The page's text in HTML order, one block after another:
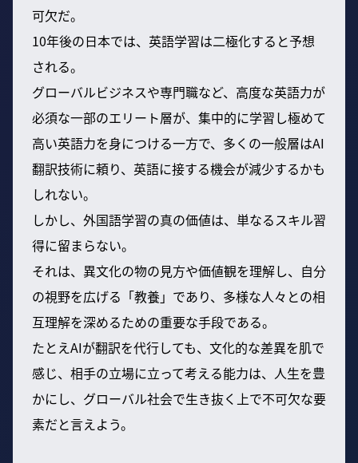
可欠だ。
10年後の日本では、英語学習は二極化すると予想
される。
グローバルビジネスや専門職など、高度な英語力が
必須な一部のエリート層が、集中的に学習し極めて
高い英語力を身につける一方で、多くの一般層はAI
翻訳技術に頼り、英語に接する機会が減少するかも
しれない。
しかし、外国語学習の真の価値は、単なるスキル習
得に留まらない。
それは、異文化の物の見方や価値観を理解し、自分
の視野を広げる「教養」であり、多様な人々との相
互理解を深めるための重要な手段である。
たとえAIが翻訳を代行しても、文化的な差異を肌で
感じ、相手の立場に立って考える能力は、人生を豊
かにし、グローバル社会で生き抜く上で不可欠な要
素だと言えよう。